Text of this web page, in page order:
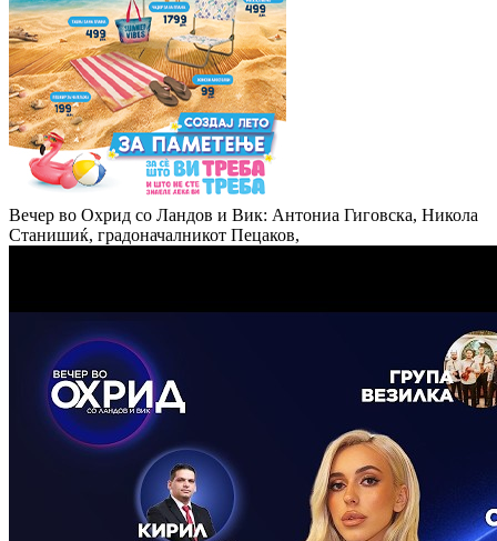
Вечер во Охрид со Ландов и Вик: Антониа Гиговска, Никола
Станишиќ, градоначалникот Пецаков,